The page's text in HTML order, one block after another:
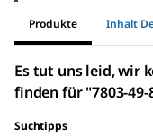
Produkte Inhalt
Es tut uns leid, wir
finden für "7803-49-
Suchtipps